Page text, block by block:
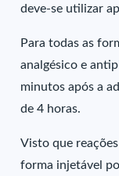
deve-se utilizar
Para todas as
analgésico e
minutos após a
de 4 horas.
Visto que
forma injetável